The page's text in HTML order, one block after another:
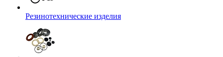
Резинотехнические изделия